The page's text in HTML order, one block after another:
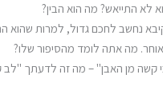
לא התייאש? מה הוא הבין?
נחשב לחכם גדול, למרות שהוא
מה אתה לומד מהסיפור שלו?
קשה מן האבן" – מה זה לדעתך